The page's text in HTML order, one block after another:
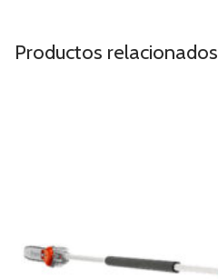
Productos relacionados